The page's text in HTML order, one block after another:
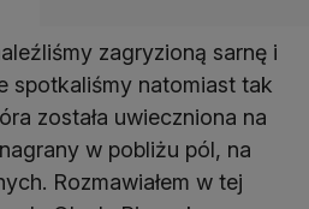
zagryzioną sarnę i
spotkaliśmy natomiast tak
została uwieczniona na
w pobliżu pól, na
Rozmawiałem w tej